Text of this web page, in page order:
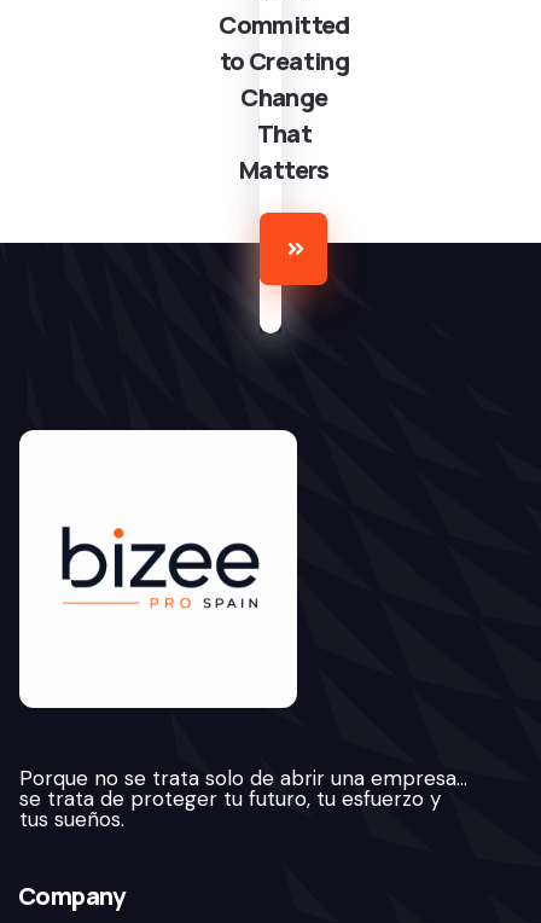
Committed
to Creating
Change
That
Matters
Porque no se trata solo de abrir una empresa…
se trata de proteger tu futuro, tu esfuerzo y
tus sueños.
Company